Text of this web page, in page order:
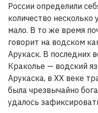
России определили
количество несколько
мало. В то же время
говорит на водском
Арукаск. В последних
Краколье — водский
Арукаска, в ХХ веке
была чрезвычайно
удалось